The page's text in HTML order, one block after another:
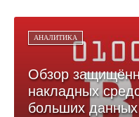
АНАЛИТИКА
Обзор
накладных
больших данных